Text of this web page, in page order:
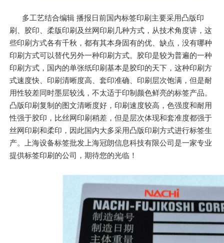
多工艺结合编辑 播报日前国内标签印刷主要采用凸版印
刷、胶印、柔版印刷及丝网印刷几种方式，从技术角度讲，这
些印刷方式各有千秋，都有其本身固有的优、缺点，没有哪种
印刷方式可以替代另外一种印刷方式。胶印是较为普遍的一种
印刷方式，国内的单张纸印刷基本是胶印的天下，这种印刷方
式速度快、印刷清晰度高、套印准确、印刷层次饱满，但是耐
用性较差同时墨层较浅，不太适于印制颜色鲜亮的标签产品。
凸版印刷复制的图文清晰度好，印刷速度较高，色强度和耐用
性强于胶印，比丝网印刷稍差，但是层次体现和套准度都强于
丝网印刷和柔印，因此国内大多采用凸版印刷方式进行标签生
产。上海设备标签批发上海冠朗信息科技有限公司是一家专业
提供标签印刷的公司，期待您的光临！